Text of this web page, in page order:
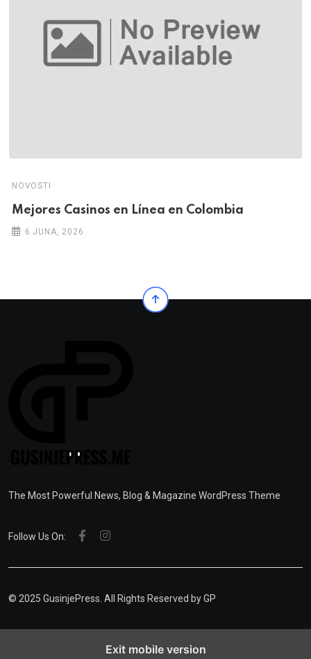
NOVOSTI
Mejores Casinos en Línea en Colombia
6 JUNA, 2026
The Most Powerful News, Blog & Magazine WordPress Theme
Follow Us On:
© 2025 GusinjePress. All Rights Reserved byGP
Exit mobile version